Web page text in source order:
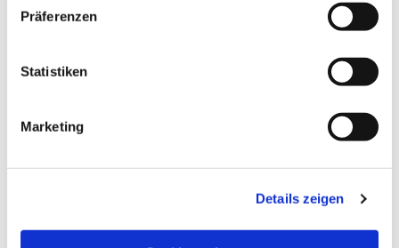
Präferenzen
Statistiken
Marketing
Details zeigen
Lizenz (Stammdaten)
In der Nähe Auf der Karte anschauen